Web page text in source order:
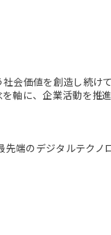
会価値を創造し続け
軸に、企業活動を推
端のデジタルテクノ